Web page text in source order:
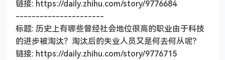
链接: https://daily.zhihu.com/story/9776684
----------------------
标题: 历史上有哪些曾经社会地位很高的职业由于科技
的进步被淘汰？淘汰后的失业人员又是何去何从呢？
链接: https://daily.zhihu.com/story/9776715